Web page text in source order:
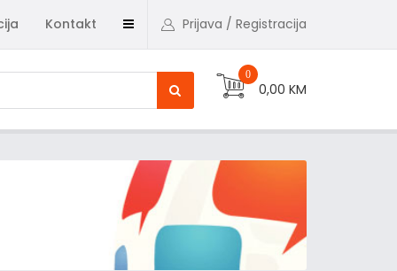
Kontakt Prijava / Registracija
0
0,00 KM